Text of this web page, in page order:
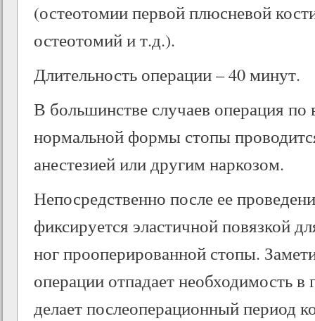
(остеотомии первой плюсневой
остеотомий и т.д.).
Длительность операции – 40 минут.
В большинстве случаев операция по
нормальной формы стопы
анестезией или другим наркозом.
Непосредственно после ее
фиксируется эластичной повязкой
ног прооперированной стопы.
операции отпадает необходимость в
делает послеоперационный период